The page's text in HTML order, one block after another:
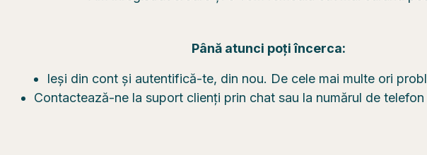
Până atunci poți încerca:
Ieși din cont și autentifică-te, din nou. De cele mai multe ori
Contactează-ne la suport clienți prin chat sau la numărul de